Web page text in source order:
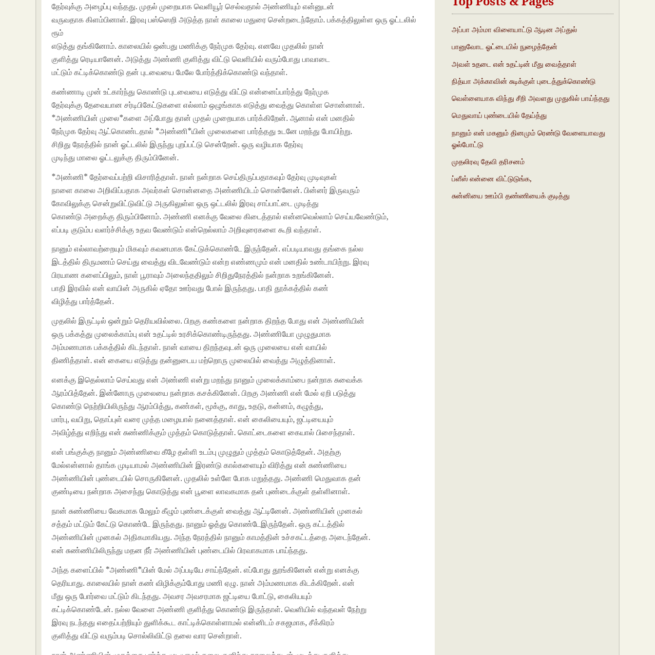
தேர்வுக்கு அழைப்பு வந்தது. முதல் முறையாக வெளியூர் செல்வதால் அண்ணியும் என்னுடன்
வருவதாக கிளம்பினாள். இரவு பஸ்ஸெறி அடுத்த நாள் காலை மதுரை சென்றடைந்தோம். பக்கத்திலுள்ள ஒரு ஓட்டலில்
ரூம்
எடுத்து தங்கினோம். காலையில் ஒன்பது மணிக்கு நேர்முக தேர்வு. எனவே முதலில் நான்
குளித்து ரெடியானேன். அடுத்து அண்ணி குளித்து விட்டு வெளியில் வரும்போது பாவாடை
மட்டும் கட்டிக்கொண்டு தன் புடவையை மேலே போர்த்திக்கொண்டு வந்தாள்.
கண்ணாடி முன் உட்கார்ந்து கொண்டு புடவையை எடுத்து விட்டு என்னைப்பார்த்து நேர்முக
தேர்வுக்கு தேவையான சர்டிபிகேட்டுகளை எல்லாம் ஒழுங்காக எடுத்து வைத்து கொள்ள சொன்னாள்.
*அண்ணியின் முலை*களை அப்போது தான் முதல் முறையாக பார்க்கிறேன். ஆனால் என் மனதில்
நேர்முக தேர்வு ஆட்கொண்டதால் *அண்ணி*யின் முலைகளை பார்த்தது உடனே மறந்து போயிற்று.
சிறிது நேரத்தில் நான் ஓட்டலில் இருந்து புறப்பட்டு சென்றேன். ஒரு வழியாக தேர்வு
முடிந்து மாலை ஓட்டலுக்கு திரும்பினேன்.
*அண்ணி* தேர்வைப்பற்றி விசாரித்தாள். நான் நன்றாக செய்திருப்பதாகவும் தேர்வு முடிவுகள்
நாளை காலை அறிவிப்பதாக அவர்கள் சொன்னதை அண்ணியிடம் சொன்னேன். பின்னர் இருவரும்
கோவிலுக்கு சென்றுவிட்டுவிட்டு அருகிலுள்ள ஒரு ஒட்டலில் இரவு சாப்பாட்டை முடித்து
கொண்டு அறைக்கு திரும்பினோம். அண்ணி எனக்கு வேலை கிடைத்தால் என்னவெல்லாம் செய்யவேண்டும்,
எப்படி குடும்ப வளர்ச்சிக்கு உதவ வேண்டும் என்றெல்லாம் அறிவுரைகளை கூறி வந்தாள்.
நானும் எல்லாவற்றையும் மிகவும் கவனமாக கேட்டுக்கொண்டே இருந்தேன். எப்படியாவது தங்கை நல்ல
இடத்தில் திருமணம் செய்து வைத்து விடவேண்டும் என்ற எண்ணமும் என் மனதில் உண்டாயிற்று. இரவு
பிரயாண களைப்பிலும், நாள் பூராவும் அலைந்ததிலும் சிறிதுநேரத்தில் நன்றாக உறங்கினேன்.
பாதி இரவில் என் வாயின் அருகில் ஏதோ ஊர்வது போல் இருந்தது. பாதி தூக்கத்தில் கண்
விழித்து பார்த்தேன்.
முதலில் இருட்டில் ஒன்றும் தெரியவில்லை. பிறகு கண்களை நன்றாக திறந்த போது என் அண்ணியின்
ஒரு பக்கத்து முலைக்காம்பு என் உதட்டில் உரசிக்கொண்டிருந்தது. அண்ணியோ முழுதுமாக
அம்மணமாக பக்கத்தில் கிடந்தாள். நான் வாயை திறந்தவுடன் ஒரு முலையை என் வாயில்
திணித்தாள். என் கையை எடுத்து தன்னுடைய மற்றொரு முலையில் வைத்து அழுத்தினாள்.
எனக்கு இதெல்லாம் செய்வது என் அண்ணி என்று மறந்து நானும் முலைக்காம்பை நன்றாக சுவைக்க
ஆரம்பித்தேன். இன்னோரு முலையை நன்றாக கசக்கினேன். பிறகு அண்ணி என் மேல் ஏறி படுத்து
கொண்டு நெற்றியிலிருந்து ஆரம்பித்து, கண்கள், மூக்கு, காது, உதடு, கன்னம், கழுத்து,
மார்பு, வயிறு, தொப்புள் வரை முத்த மழையால் நனைத்தாள். என் கைலியையும், ஜட்டியையும்
அவிழ்த்து எறிந்து என் சுண்ணிக்கும் முத்தம் கொடுத்தாள். கொட்டைகளை கையால் பிசைந்தாள்.
என் பங்குக்கு நானும் அண்ணிவை கீழே தள்ளி உடம்பு முழுதும் முத்தம் கொடுத்தேன். அதற்கு
மேல்என்னால் தாங்க முடியாமல் அண்ணியின் இரண்டு கால்களையும் விரித்து என் சுண்ணியை
அண்ணியின் புண்டையில் சொருகினேன். முதலில் உள்ளே போக மறுத்தது. அண்ணி மெதுவாக தன்
குண்டியை நன்றாக அசைந்து கொடுத்து என் பூளை லாவகமாக தன் புண்டைக்குள் தள்ளினாள்.
நான் சுண்ணியை வேகமாக மேலும் கீழும் புண்டைக்குள் வைத்து ஆட்டினேன். அண்ணியின் முனகல்
சத்தம் மட்டும் கேட்டு கொண்டே இருந்தது. நானும் ஓத்து கொண்டேஇருந்தேன். ஒரு கட்டத்தில்
அண்ணியின் முனகல் அதிகமாகியது. அந்த நேரத்தில் நானும் காமத்தின் உச்சகட்டத்தை அடைந்தேன்.
என் சுண்ணியிலிருந்து மதன நீர் அண்ணியின் புண்டையில் பிரவாகமாக பாய்ந்தது.
அந்த களைப்பில் *அண்ணி*யின் மேல் அப்படியே சாய்ந்தேன். எப்போது தூங்கினேன் என்று எனக்கு
தெரியாது. காலையில் நான் கண் விழிக்கும்போது மணி ஏழு. நான் அம்மணமாக கிடக்கிறேன். என்
மீது ஒரு போர்வை மட்டும் கிடந்தது. அவசர அவசரமாக ஜட்டியை போட்டு, கைலியயும்
கட்டிக்கொண்டேன். நல்ல வேளை அண்ணி குளித்து கொண்டு இருந்தாள். வெளியில் வந்தவள் நேற்று
இரவு நடந்தது எதைப்பற்றியும் துளிக்கூட காட்டிக்கொள்ளாமல் என்னிடம் சகஜமாக, சீக்கிரம்
குளித்து விட்டு வரும்படி சொல்லிவிட்டு தலை வார சென்றாள்.
அப்பா அம்மா விளையாட்டு ஆடின அப்துல்
பானுவோட ஓட்டையில் நுழைத்தேன்
அவள் உதடை என் உதட்டின் மீது வைத்தாள்
நித்யா அக்காவின் சுடிக்குள் புடைத்துக்கொண்டு
வெள்ளையாக விந்து சீறி அவளது முதுகில் பாய்ந்தது
மெதுவாய் புண்டையில் தேய்த்து
நானும் என் மகனும் தினமும் ரெண்டு வேளையாவது
ஓல்போட்டு
முதலிரவு தேவி தரிசனம்
ப்ளீஸ் என்னை விட்டுடுங்க,
சுன்னியை ஊம்பி தண்ணியைக் குடித்து